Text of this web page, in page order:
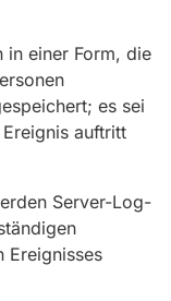
in einer Form, die
es sei
auftritt
Server-Log-
Ereignisses